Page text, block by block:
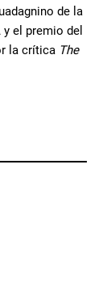
de la
el premio del
la crítica The